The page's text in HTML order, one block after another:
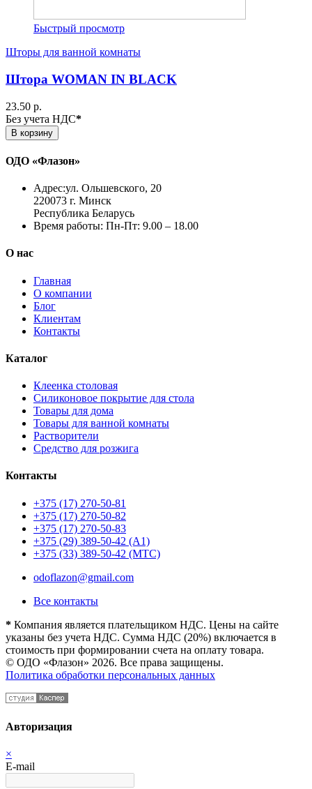
Быстрый просмотр
Шторы для ванной комнаты
Штора WOMAN IN BLACK
23.50 р.
Без учета НДС*
В корзину
ОДО «Флазон»
Адрес:ул. Ольшевского, 20
220073 г. Минск
Республика Беларусь
Время работы: Пн-Пт: 9.00 – 18.00
О нас
Главная
О компании
Блог
Клиентам
Контакты
Каталог
Клеенка столовая
Силиконовое покрытие для стола
Товары для дома
Товары для ванной комнаты
Растворители
Средство для розжига
Контакты
+375 (17) 270-50-81
+375 (17) 270-50-82
+375 (17) 270-50-83
+375 (29) 389-50-42 (А1)
+375 (33) 389-50-42 (МТС)
odoflazon@gmail.com
Все контакты
* Компания является плательщиком НДС. Цены на сайте
указаны без учета НДС. Сумма НДС (20%) включается в
стоимость при формировании счета на оплату товара.
© ОДО «Флазон» 2026. Все права защищены.
Политика обработки персональных данных
Авторизация
×
E-mail